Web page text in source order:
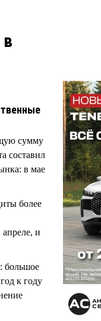
сумму
составил
в мае
более
и
большое
к году